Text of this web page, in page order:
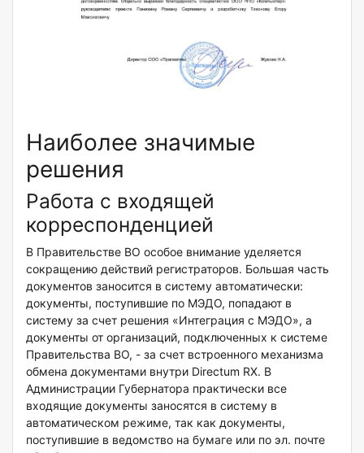
Наиболее значимые
решения
Работа с входящей
корреспонденцией
В Правительстве ВО особое внимание уделяется
сокращению действий регистраторов. Большая часть
документов заносится в систему автоматически:
документы, поступившие по МЭДО, попадают в
систему за счет решения «Интеграция с МЭДО», а
документы от организаций, подключенных к системе
Правительства ВО, - за счет встроенного механизма
обмена документами внутри Directum RX. В
Администрации Губернатора практически все
входящие документы заносятся в систему в
автоматическом режиме, так как документы,
поступившие в ведомство на бумаге или по эл. почте